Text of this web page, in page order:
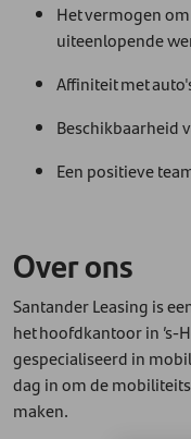
Het vermogen
uiteenlopende
Affiniteit met
Beschikbaarheid
Een positieve
Over ons
Santander Leasing is
het hoofdkantoor in ’s-
gespecialiseerd in
dag in om de
maken.